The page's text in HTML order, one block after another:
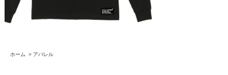
ホーム > アパレル